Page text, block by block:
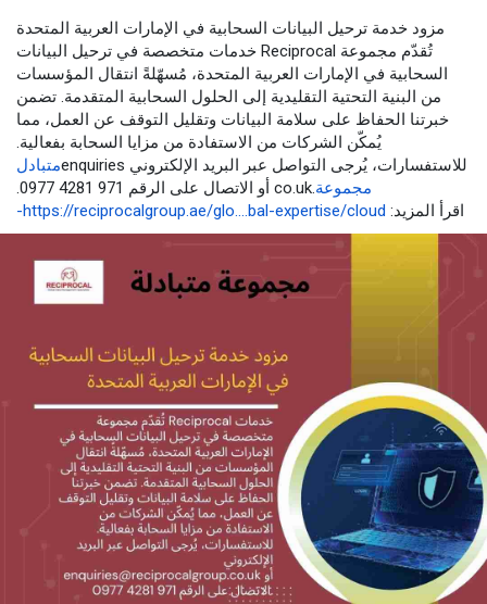
مزود خدمة ترحيل البيانات السحابية في الإمارات العربية المتحدة
تُقدّم مجموعة Reciprocal خدمات متخصصة في ترحيل البيانات
السحابية في الإمارات العربية المتحدة، مُسهّلةً انتقال المؤسسات
من البنية التحتية التقليدية إلى الحلول السحابية المتقدمة. تضمن
خبرتنا الحفاظ على سلامة البيانات وتقليل التوقف عن العمل، مما
يُمكّن الشركات من الاستفادة من مزايا السحابة بفعالية.
للاستفسارات، يُرجى التواصل عبر البريد الإلكتروني enquiries
متبادل
مجموعة.co.uk أو الاتصال على الرقم 971 4281 0977.
اقرأ المزيد: https://reciprocalgroup.ae/glo....bal-expertise/cloud-